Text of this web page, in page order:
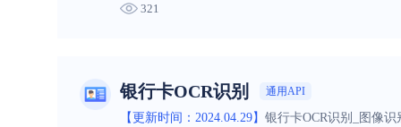
321
银行卡OCR识别 通用API
【更新时间：2024.04.29】 银行卡OCR识别_图像